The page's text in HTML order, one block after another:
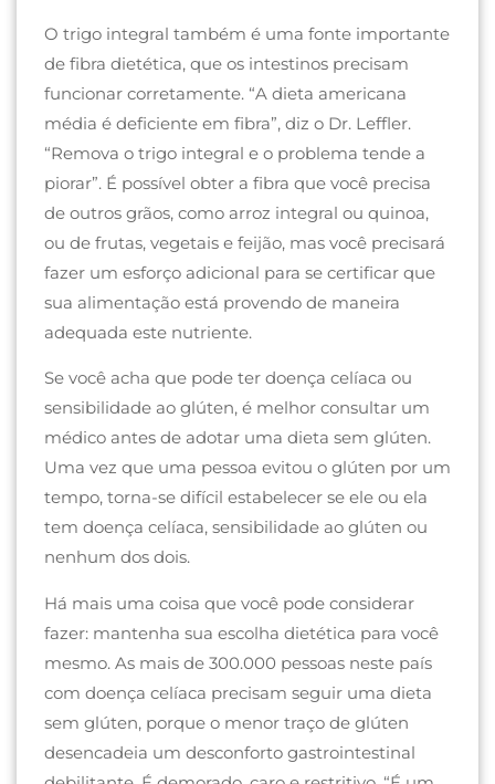
O trigo integral também é uma fonte importante
de fibra dietética, que os intestinos precisam
funcionar corretamente. “A dieta americana
média é deficiente em fibra”, diz o Dr. Leffler.
“Remova o trigo integral e o problema tende a
piorar”. É possível obter a fibra que você precisa
de outros grãos, como arroz integral ou quinoa,
ou de frutas, vegetais e feijão, mas você precisará
fazer um esforço adicional para se certificar que
sua alimentação está provendo de maneira
adequada este nutriente.
Se você acha que pode ter doença celíaca ou
sensibilidade ao glúten, é melhor consultar um
médico antes de adotar uma dieta sem glúten.
Uma vez que uma pessoa evitou o glúten por um
tempo, torna-se difícil estabelecer se ele ou ela
tem doença celíaca, sensibilidade ao glúten ou
nenhum dos dois.
Há mais uma coisa que você pode considerar
fazer: mantenha sua escolha dietética para você
mesmo. As mais de 300.000 pessoas neste país
com doença celíaca precisam seguir uma dieta
sem glúten, porque o menor traço de glúten
desencadeia um desconforto gastrointestinal